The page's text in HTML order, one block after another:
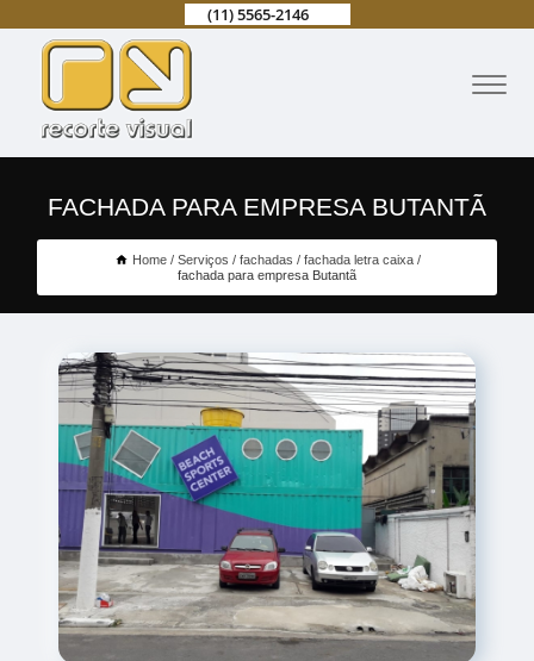
(11) 5565-2146
FACHADA PARA EMPRESA BUTANTÃ
Home Serviços fachadas
fachada letra caixa
fachada para empresa Butantã